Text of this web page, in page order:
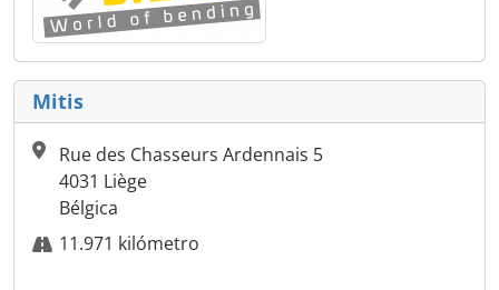
Mitis
Rue des Chasseurs Ardennais 5
4031 Liège
Bélgica
11.971 kilómetro